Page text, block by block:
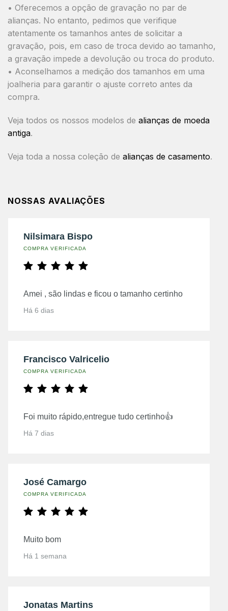
• Oferecemos a opção de gravação no par de
alianças. No entanto, pedimos que verifique
atentamente os tamanhos antes de solicitar a
gravação, pois, em caso de troca devido ao tamanho,
a gravação impede a devolução ou troca do produto.
• Aconselhamos a medição dos tamanhos em uma
joalheria para garantir o ajuste correto antes da
compra.
Veja todos os nossos modelos de alianças de moeda
antiga.
Veja toda a nossa coleção de alianças de casamento.
NOSSAS AVALIAÇÕES
Nilsimara Bispo
COMPRA VERIFICADA
Amei , são lindas e ficou o tamanho certinho
Há 6 dias
Francisco Valricelio
COMPRA VERIFICADA
Foi muito rápido,entregue tudo certinho👍
Há 7 dias
José Camargo
COMPRA VERIFICADA
Muito bom
Há 1 semana
Jonatas Martins